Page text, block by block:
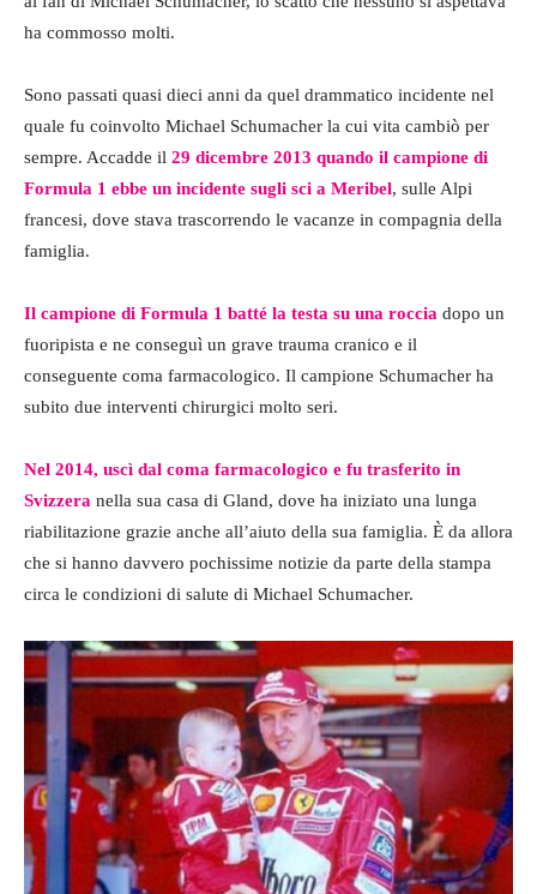
ha commosso molti.
Sono passati quasi dieci anni da quel drammatico incidente nel
quale fu coinvolto Michael Schumacher la cui vita cambiò per
sempre. Accadde il 29 dicembre 2013 quando il campione di
Formula 1 ebbe un incidente sugli sci a Meribel, sulle Alpi
francesi, dove stava trascorrendo le vacanze in compagnia della
famiglia.
Il campione di Formula 1 batté la testa su una roccia dopo un
fuoripista e ne conseguì un grave trauma cranico e il
conseguente coma farmacologico. Il campione Schumacher ha
subito due interventi chirurgici molto seri.
Nel 2014, uscì dal coma farmacologico e fu trasferito in
Svizzera nella sua casa di Gland, dove ha iniziato una lunga
riabilitazione grazie anche all’aiuto della sua famiglia. È da allora
che si hanno davvero pochissime notizie da parte della stampa
circa le condizioni di salute di Michael Schumacher.